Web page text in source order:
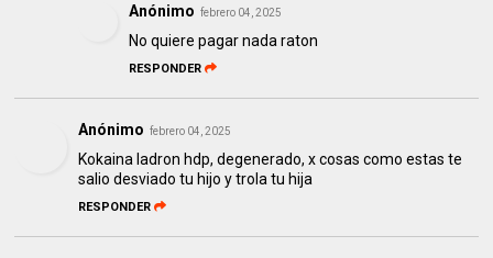
Anónimo febrero 04, 2025
No quiere pagar nada raton
RESPONDER
Anónimo febrero 04, 2025
Kokaina ladron hdp, degenerado, x cosas como estas te
salio desviado tu hijo y trola tu hija
RESPONDER